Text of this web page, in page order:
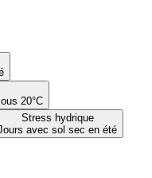
20°C
Stress hydrique
avec sol sec en été